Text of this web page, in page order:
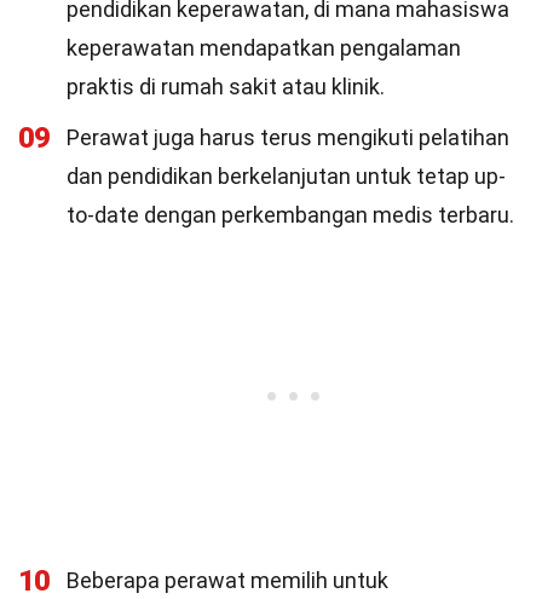
pendidikan keperawatan, di mana mahasiswa
keperawatan mendapatkan pengalaman
praktis di rumah sakit atau klinik.
09
Perawat juga harus terus mengikuti pelatihan
dan pendidikan berkelanjutan untuk tetap up-
to-date dengan perkembangan medis terbaru.
10
Beberapa perawat memilih untuk